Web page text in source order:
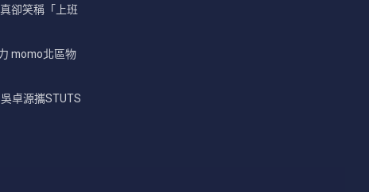
卻笑稱「上班
momo北區物
卓源攜STUTS